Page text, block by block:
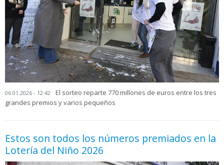
06.01.2026 - 12:42
El sorteo reparte 770 millones de euros entre los tres
grandes premios y varios pequeños
Estos son todos los números premiados en la
Lotería del Niño 2026